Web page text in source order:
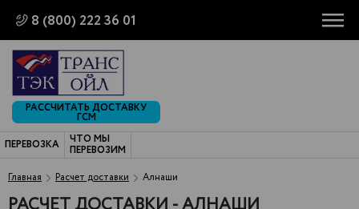
8 (800) 222 36 01
РАССЧИТАТЬ ДОСТАВКУ
ГСМ
ПЕРЕВОЗКА
ЧТО МЫ
ПЕРЕВОЗИМ
Главная
Расчет доставки Алнаши